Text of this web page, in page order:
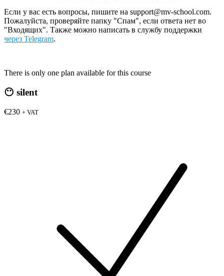
Если у вас есть вопросы, пишите на support@mv-school.com.
Пожалуйста, проверяйте папку "Спам", если ответа нет во
"Входящих". Также можно написать в службу поддержки
через Telegram.
There is only one plan available for this course
😶 silent
€230 + VAT